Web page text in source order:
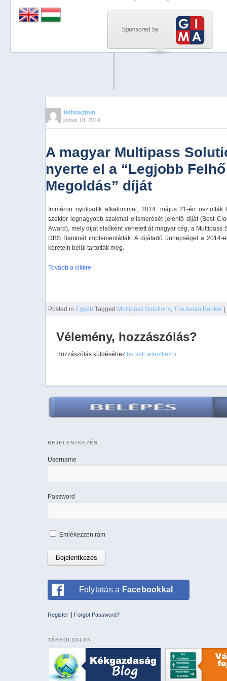
felhoadmin
június 18, 2014
A magyar Multipass
nyerte el a “Legjobb
Megoldás” díját
Immáron nyolcadik alkalommal, 2014. május 21-én
szektor legnagyobb szakmai elismerését jelentő díját (Best
Award), mely díjat elsőként vehetett át magyar cég, a
DBS Banknál implementálták. A díjátadó ünnepséget a
keretein belül tartották meg.
Tovább a cikkre
Posted in Egyéb Tagged Multipass Solutions, The Asian Banker |
Vélemény, hozzászólás?
Hozzászólás küldéséhez be kell jelentkezni.
BEJELENTKEZÉS
Username
Password
Emlékezzen rám
Folytatás a Facebookkal
Register Forgot Password?
TÁRSOLDALAK